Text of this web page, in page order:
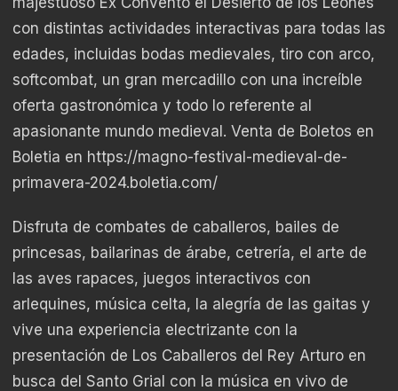
con distintas actividades interactivas para todas las
edades, incluidas bodas medievales, tiro con arco,
softcombat, un gran mercadillo con una increíble
oferta gastronómica y todo lo referente al
apasionante mundo medieval. Venta de Boletos en
Boletia en https://magno-festival-medieval-de-
primavera-2024.boletia.com/
Disfruta de combates de caballeros, bailes de
princesas, bailarinas de árabe, cetrería, el arte de
las aves rapaces, juegos interactivos con
arlequines, música celta, la alegría de las gaitas y
vive una experiencia electrizante con la
presentación de Los Caballeros del Rey Arturo en
busca del Santo Grial con la música en vivo de